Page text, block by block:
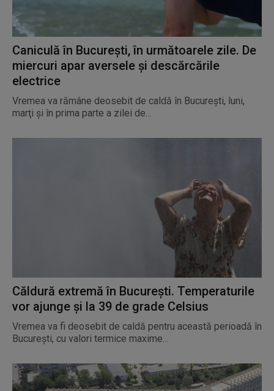
Caniculă în Bucureşti, în următoarele zile. De
miercuri apar aversele şi descărcările
electrice
Vremea va rămâne deosebit de caldă în Bucureşti, luni,
marţi şi în prima parte a zilei de...
Căldură extremă în București. Temperaturile
vor ajunge și la 39 de grade Celsius
Vremea va fi deosebit de caldă pentru această perioadă în
București, cu valori termice maxime...